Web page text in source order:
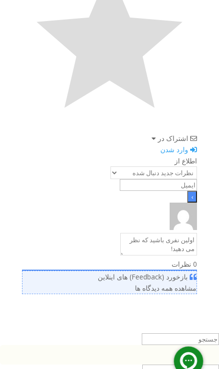
اشتراک در
وارد شدن
اطلاع از
0 نظرات
بازخورد (Feedback) های اینلاین
مشاهده همه دیدگاه ها